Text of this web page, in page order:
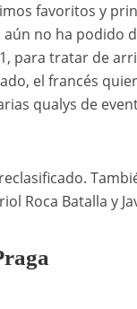
favoritos y
no ha podido
para tratar de
el francés
qualys de
Roca Batalla y